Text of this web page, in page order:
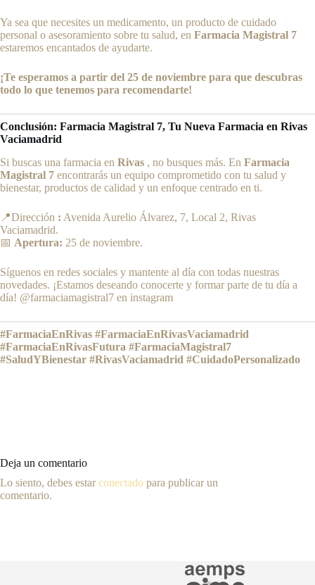
Ya sea que necesites un medicamento, un producto de cuidado
personal o asesoramiento sobre tu salud, en Farmacia Magistral 7
estaremos encantados de ayudarte.
¡Te esperamos a partir del 25 de noviembre para que descubras
todo lo que tenemos para recomendarte!
Conclusión: Farmacia Magistral 7, Tu Nueva Farmacia en Rivas
Vaciamadrid
Si buscas una farmacia en Rivas , no busques más. En Farmacia
Magistral 7 encontrarás un equipo comprometido con tu salud y
bienestar, productos de calidad y un enfoque centrado en ti.
📍Dirección : Avenida Aurelio Álvarez, 7, Local 2, Rivas
Vaciamadrid.
📅 Apertura: 25 de noviembre.
Síguenos en redes sociales y mantente al día con todas nuestras
novedades. ¡Estamos deseando conocerte y formar parte de tu día a
día! @farmaciamagistral7 en instagram
#FarmaciaEnRivas #FarmaciaEnRivasVaciamadrid
#FarmaciaEnRivasFutura #FarmaciaMagistral7
#SaludYBienestar #RivasVaciamadrid #CuidadoPersonalizado
Deja un comentario
Lo siento, debes estarconectado para publicar un
comentario.